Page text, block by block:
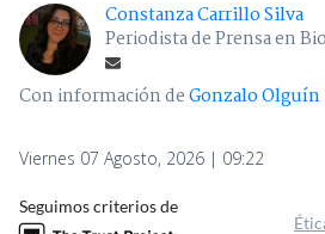
Constanza Carrillo Silva
Periodista de Prensa en
Con información deGonzalo Olguín
Viernes 07 Agosto, 2026 | 09:22
Seguimos criterios de